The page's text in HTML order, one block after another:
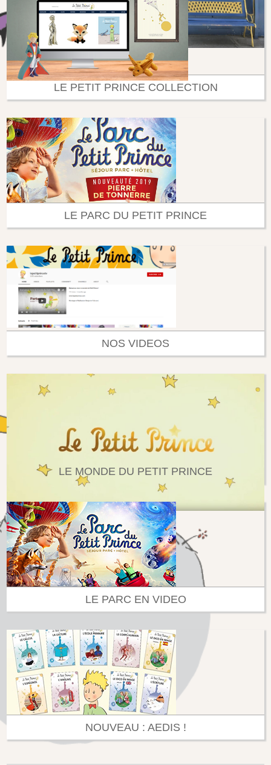
LE PETIT PRINCE COLLECTION
LE PARC DU PETIT PRINCE
NOS VIDEOS
LE MONDE DU PETIT PRINCE
LE PARC EN VIDEO
NOUVEAU : AEDIS !